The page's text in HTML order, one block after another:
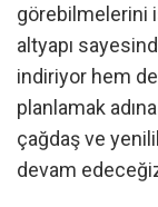
görebilmelerini
altyapı
indiriyor hem
planlamak
çağdaş ve
devam